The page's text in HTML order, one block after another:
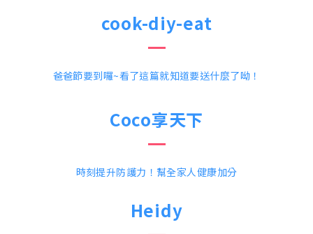
cook-diy-eat
爸爸節要到囉~看了這篇就知道要送什麼了呦！
Coco享天下
時刻提升防護力！幫全家人健康加分
Heidy